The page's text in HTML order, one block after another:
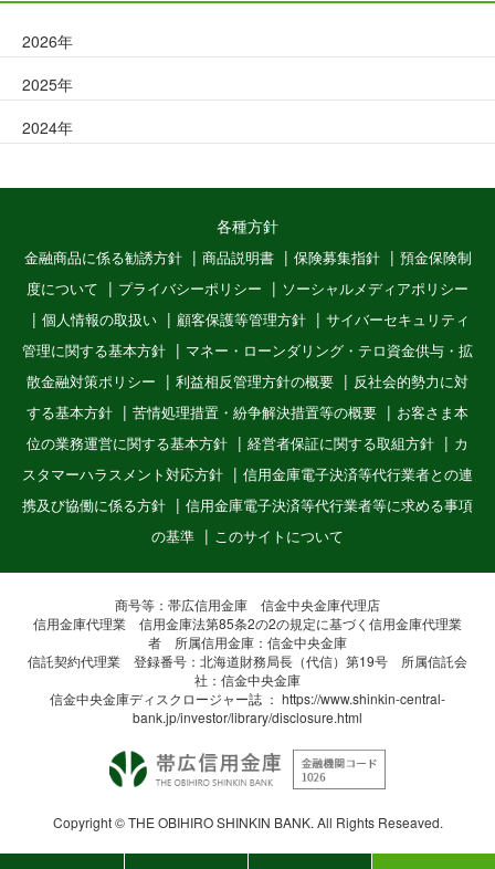
2026年
2025年
2024年
各種方針
金融商品に係る勧誘方針 商品説明書 保険募集指針
預金保険制
度について
プライバシーポリシー
ソーシャルメディアポリシー
個人情報の取扱い
顧客保護等管理方針
サイバーセキュリティ
管理に関する基本方針
マネー・ローンダリング・テロ資金供与・拡
散金融対策ポリシー
利益相反管理方針の概要
反社会的勢力に対
する基本方針
苦情処理措置・紛争解決措置等の概要
お客さま本
位の業務運営に関する基本方針
経営者保証に関する取組方針
カ
スタマーハラスメント対応方針
信用金庫電子決済等代行業者との連
携及び協働に係る方針
信用金庫電子決済等代行業者等に求める事項
の基準
このサイトについて
商号等：帯広信用金庫 信金中央金庫代理店
信用金庫代理業 信用金庫法第85条2の2の規定に基づく信用金庫代理業
者 所属信用金庫：信金中央金庫
信託契約代理業 登録番号：北海道財務局長（代信）第19号 所属信託会
社：信金中央金庫
信金中央金庫ディスクロージャー誌 ： https://www.shinkin-central-
bank.jp/investor/library/disclosure.html
Copyright © THE OBIHIRO SHINKIN BANK. All Rights Reseaved.